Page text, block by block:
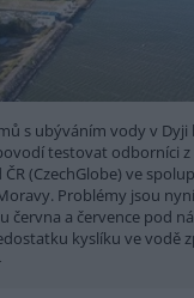
s ubýváním vody v
testovat odborníci
(CzechGlobe) ve
Problémy jsou
června a července pod
kyslíku ve vodě